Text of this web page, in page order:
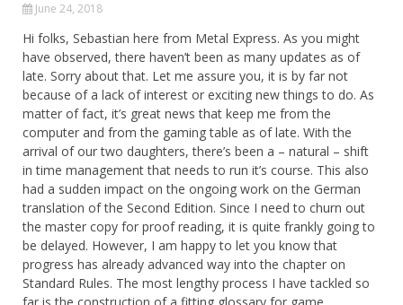
June 24, 2018
Hi folks, Sebastian here from Metal Express. As you might
have observed, there haven’t been as many updates as of
late. Sorry about that. Let me assure you, it is by far not
because of a lack of interest or exciting new things to do. As
matter of fact, it’s great news that keep me from the
computer and from the gaming table as of late. With the
arrival of our two daughters, there’s been a – natural – shift
in time management that needs to run it’s course. This also
had a sudden impact on the ongoing work on the German
translation of the Second Edition. Since I need to churn out
the master copy for proof reading, it is quite frankly going to
be delayed. However, I am happy to let you know that
progress has already advanced way into the chapter on
Standard Rules. The most lengthy process I have tackled so